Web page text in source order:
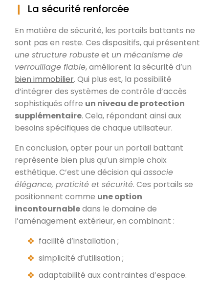
La sécurité renforcée
En matière de sécurité, les portails battants ne
sont pas en reste. Ces dispositifs, qui présentent
une structure robusteet un mécanisme de
verrouillage fiable, améliorent la sécurité d’un
bien immobilier. Qui plus est, la possibilité
d’intégrer des systèmes de contrôle d’accès
sophistiqués offre un niveau de protection
supplémentaire. Cela, répondant ainsi aux
besoins spécifiques de chaque utilisateur.
En conclusion, opter pour un portail battant
représente bien plus qu’un simple choix
esthétique. C’est une décision qui associe
élégance, praticité et sécurité. Ces portails se
positionnent comme une option
incontournabledans le domaine de
l’aménagement extérieur, en combinant :
facilité d’installation ;
simplicité d’utilisation ;
adaptabilité aux contraintes d’espace.